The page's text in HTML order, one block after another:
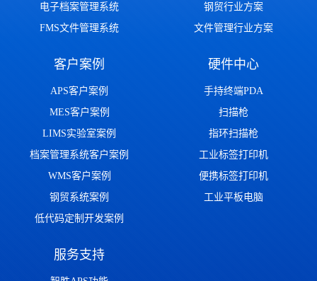
电子档案管理系统
FMS文件管理系统
钢贸行业方案
文件管理行业方案
客户案例
APS客户案例
MES客户案例
LIMS实验室案例
档案管理系统客户案例
WMS客户案例
钢贸系统案例
低代码定制开发案例
硬件中心
手持终端PDA
扫描枪
指环扫描枪
工业标签打印机
便携标签打印机
工业平板电脑
服务支持